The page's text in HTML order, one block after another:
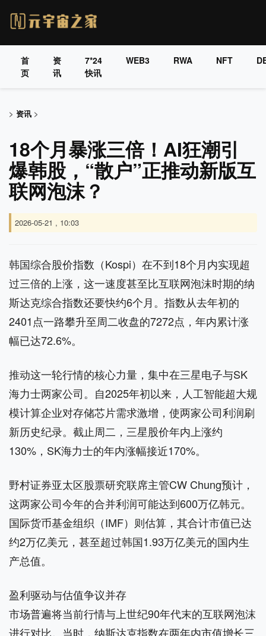
首
页
资
讯
7*24
快讯
WEB3 RWA NFT
> 资讯 >
18个月暴涨三倍！AI狂潮引
爆韩股，“散户”正推动新版互
联网泡沫？
2026-05-21 , 10:03
韩国综合股价指数（Kospi）在不到18个月内实现超
过三倍的上涨，这一速度甚至比互联网泡沫时期的纳
斯达克综合指数还要快约6个月。指数从去年初的
2401点一路攀升至周二收盘的7272点，年内累计涨
幅已达72.6%。
推动这一轮行情的核心力量，集中在三星电子与SK
海力士两家公司。自2025年初以来，人工智能超大规
模计算企业对存储芯片需求激增，使两家公司利润刷
新历史纪录。截止周二，三星股价年内上涨约
130%，SK海力士的年内涨幅接近170%。
野村证券亚太区股票研究联席主管CW Chung预计，
这两家公司今年的合并利润可能达到600万亿韩元。
国际货币基金组织（IMF）则估算，其合计市值已达
约2万亿美元，甚至超过韩国1.93万亿美元的国内生
产总值。
盈利驱动与估值争议并存
市场普遍将当前行情与上世纪90年代末的互联网泡沫
进行对比。当时，纳斯达克指数在两年内市值增长三